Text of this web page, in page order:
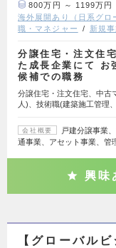
800万円 ～ 1199万円
海外展開あり（日系グロ
職・マネジャー
新規
分譲住宅・注文住
た成長企業にて お
候補での職務
分譲住宅・注文住宅、中古
人)、技術職(建築施工管理
会社概要
戸建分譲事業
通事業、アセット事業、管
興味
【グローバル